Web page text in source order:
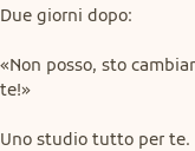
Due giorni dopo:
«Non posso, sto
te!»
Uno studio tutto per te.